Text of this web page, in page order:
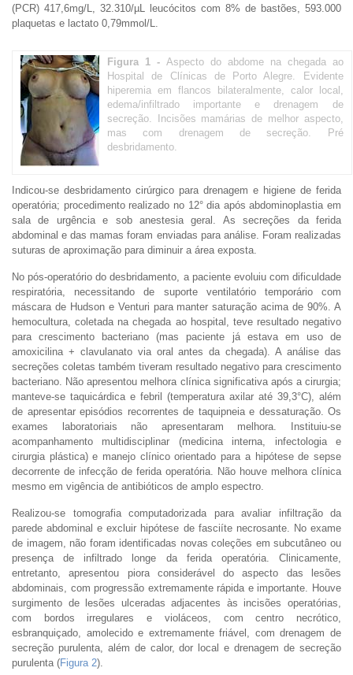
(PCR) 417,6mg/L, 32.310/µL leucócitos com 8% de bastões, 593.000
plaquetas e lactato 0,79mmol/L.
Figura 1 - Aspecto do abdome na chegada ao
Hospital de Clínicas de Porto Alegre. Evidente
hiperemia em flancos bilateralmente, calor local,
edema/infiltrado importante e drenagem de
secreção. Incisões mamárias de melhor aspecto,
mas com drenagem de secreção. Pré
desbridamento.
Indicou-se desbridamento cirúrgico para drenagem e higiene de ferida
operatória; procedimento realizado no 12° dia após abdominoplastia em
sala de urgência e sob anestesia geral. As secreções da ferida
abdominal e das mamas foram enviadas para análise. Foram realizadas
suturas de aproximação para diminuir a área exposta.
No pós-operatório do desbridamento, a paciente evoluiu com dificuldade
respiratória, necessitando de suporte ventilatório temporário com
máscara de Hudson e Venturi para manter saturação acima de 90%. A
hemocultura, coletada na chegada ao hospital, teve resultado negativo
para crescimento bacteriano (mas paciente já estava em uso de
amoxicilina + clavulanato via oral antes da chegada). A análise das
secreções coletas também tiveram resultado negativo para crescimento
bacteriano. Não apresentou melhora clínica significativa após a cirurgia;
manteve-se taquicárdica e febril (temperatura axilar até 39,3°C), além
de apresentar episódios recorrentes de taquipneia e dessaturação. Os
exames laboratoriais não apresentaram melhora. Instituiu-se
acompanhamento multidisciplinar (medicina interna, infectologia e
cirurgia plástica) e manejo clínico orientado para a hipótese de sepse
decorrente de infecção de ferida operatória. Não houve melhora clínica
mesmo em vigência de antibióticos de amplo espectro.
Realizou-se tomografia computadorizada para avaliar infiltração da
parede abdominal e excluir hipótese de fasciíte necrosante. No exame
de imagem, não foram identificadas novas coleções em subcutâneo ou
presença de infiltrado longe da ferida operatória. Clinicamente,
entretanto, apresentou piora considerável do aspecto das lesões
abdominais, com progressão extremamente rápida e importante. Houve
surgimento de lesões ulceradas adjacentes às incisões operatórias,
com bordos irregulares e violáceos, com centro necrótico,
esbranquiçado, amolecido e extremamente friável, com drenagem de
secreção purulenta, além de calor, dor local e drenagem de secreção
purulenta (Figura 2).